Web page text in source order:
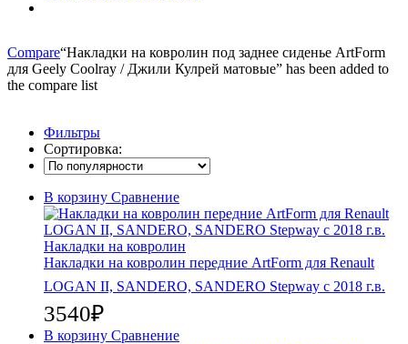
Compare“Накладки на ковролин под заднее сиденье ArtForm
для Geely Coolray / Джили Кулрей матовые” has been added to
the compare list
Фильтры
Сортировка:
В корзину Сравнение
Накладки на ковролин
Накладки на ковролин передние ArtForm для Renault
LOGAN II, SANDERO, SANDERO Stepway c 2018 г.в.
3540₽
В корзину Сравнение